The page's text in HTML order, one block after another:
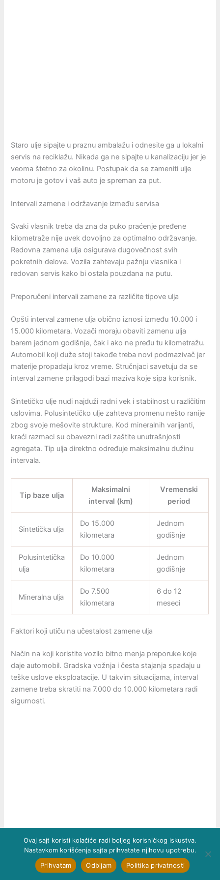
Staro ulje sipajte u praznu ambalažu i odnesite ga u lokalni
servis na reciklažu. Nikada ga ne sipajte u kanalizaciju jer je
veoma štetno za okolinu. Postupak da se zameniti ulje
motoru je gotov i vaš auto je spreman za put.
Intervali zamene i održavanje između servisa
Svaki vlasnik treba da zna da puko praćenje pređene
kilometraže nije uvek dovoljno za optimalno održavanje.
Redovna zamena ulja osigurava dugovečnost svih
pokretnih delova. Vozila zahtevaju pažnju vlasnika i
redovan servis kako bi ostala pouzdana na putu.
Preporučeni intervali zamene za različite tipove ulja
Opšti interval zamene ulja obično iznosi između 10.000 i
15.000 kilometara. Vozači moraju obaviti zamenu ulja
barem jednom godišnje, čak i ako ne pređu tu kilometražu.
Automobil koji duže stoji takođe treba novi podmazivač jer
materije propadaju kroz vreme. Stručnjaci savetuju da se
interval zamene prilagodi bazi maziva koje sipa korisnik.
Sintetičko ulje nudi najduži radni vek i stabilnost u različitim
uslovima. Polusintetičko ulje zahteva promenu nešto ranije
zbog svoje mešovite strukture. Kod mineralnih varijanti,
kraći razmaci su obavezni radi zaštite unutrašnjosti
agregata. Tip ulja direktno određuje maksimalnu dužinu
intervala.
Tip baze ulja
Maksimalni
interval (km)
Vremenski
period
Sintetička ulja
Do 15.000
kilometara
Jednom
godišnje
Polusintetička
ulja
Do 10.000
kilometara
Jednom
godišnje
Mineralna ulja
Do 7.500
kilometara
6 do 12
meseci
Faktori koji utiču na učestalost zamene ulja
Način na koji koristite vozilo bitno menja preporuke koje
daje automobil. Gradska vožnja i česta stajanja spadaju u
teške uslove eksploatacije. U takvim situacijama, interval
zamene treba skratiti na 7.000 do 10.000 kilometara radi
sigurnosti.
Ovaj sajt koristi kolačiće radi boljeg korisničkog iskustva.
Nastavkom korišćenja sajta prihvatate njihovu upotrebu.
Prihvatam
Odbijam Politika privatnosti